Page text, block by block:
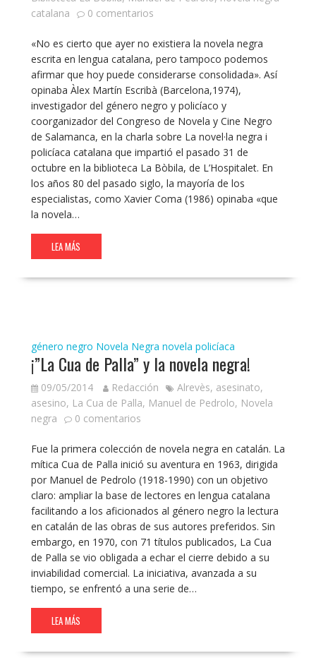
catalana
0 comentarios
«No es cierto que ayer no existiera la novela negra
escrita en lengua catalana, pero tampoco podemos
afirmar que hoy puede considerarse consolidada». Así
opinaba Àlex Martín Escribà (Barcelona,1974),
investigador del género negro y policíaco y
coorganizador del Congreso de Novela y Cine Negro
de Salamanca, en la charla sobre La novel·la negra i
policíaca catalana que impartió el pasado 31 de
octubre en la biblioteca La Bòbila, de L’Hospitalet. En
los años 80 del pasado siglo, la mayoría de los
especialistas, como Xavier Coma (1986) opinaba «que
la novela…
LEA MÁS
género negro Novela Negra novela policíaca
¡”La Cua de Palla” y la novela negra!
09/05/2014 Redacción Alrevès, asesinato,
asesino, La Cua de Palla, Manuel de Pedrolo, Novela
negra
0 comentarios
Fue la primera colección de novela negra en catalán. La
mítica Cua de Palla inició su aventura en 1963, dirigida
por Manuel de Pedrolo (1918-1990) con un objetivo
claro: ampliar la base de lectores en lengua catalana
facilitando a los aficionados al género negro la lectura
en catalán de las obras de sus autores preferidos. Sin
embargo, en 1970, con 71 títulos publicados, La Cua
de Palla se vio obligada a echar el cierre debido a su
inviabilidad comercial. La iniciativa, avanzada a su
tiempo, se enfrentó a una serie de…
LEA MÁS